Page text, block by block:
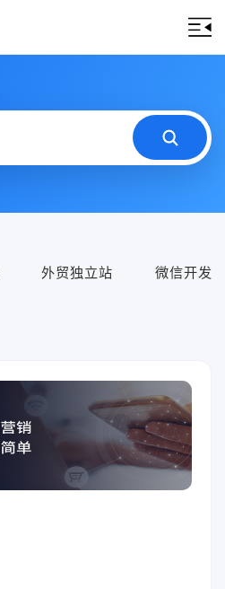
外贸独立站 微信开发